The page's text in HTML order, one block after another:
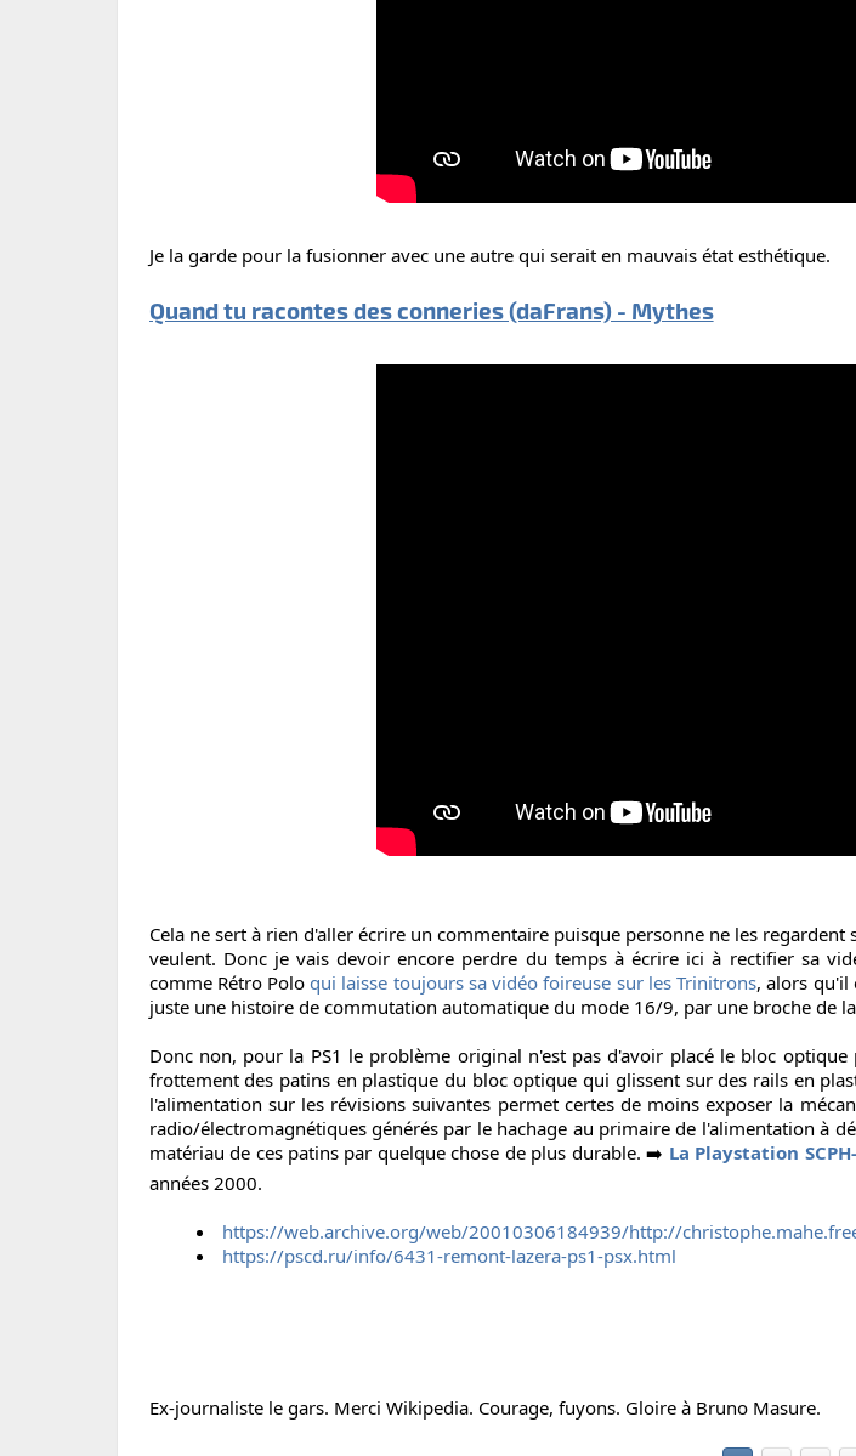
Je la garde pour la fusionner avec une autre qui serait en mauvais état esthétique.
Quand tu racontes des conneries (daFrans) - Mythes
Cela ne sert à rien d'aller écrire un commentaire puisque personne ne les
veulent. Donc je vais devoir encore perdre du temps à écrire ici à rectifier sa
comme Rétro Polo qui laisse toujours sa vidéo foireuse sur les Trinitrons, alors qu'il
juste une histoire de commutation automatique du mode 16/9, par une broche de la
Donc non, pour la PS1 le problème original n'est pas d'avoir placé le bloc
frottement des patins en plastique du bloc optique qui glissent sur des rails en
l'alimentation sur les révisions suivantes permet certes de moins exposer la
radio/électromagnétiques générés par le hachage au primaire de l'alimentation à
matériau de ces patins par quelque chose de plus durable. ➡️ La Playstation
années 2000.
https://web.archive.org/web/20010306184939/http://
https://pscd.ru/info/6431-remont-lazera-ps1-psx.html
Ex-journaliste le gars. Merci Wikipedia. Courage, fuyons. Gloire à Bruno Masure.